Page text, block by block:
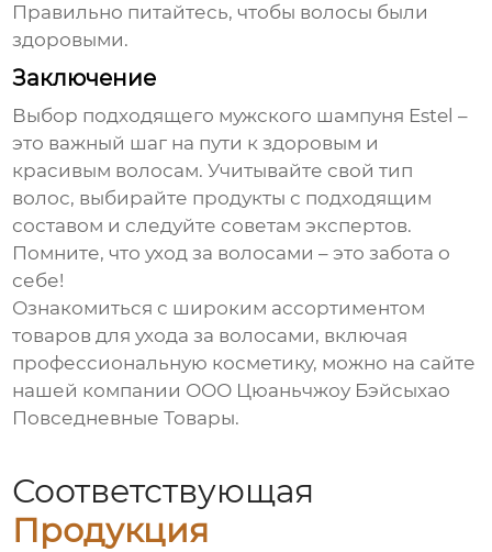
Правильно питайтесь, чтобы волосы были
здоровыми.
Заключение
Выбор подходящего мужского шампуня Estel –
это важный шаг на пути к здоровым и
красивым волосам. Учитывайте свой тип
волос, выбирайте продукты с подходящим
составом и следуйте советам экспертов.
Помните, что уход за волосами – это забота о
себе!
Ознакомиться с широким ассортиментом
товаров для ухода за волосами, включая
профессиональную косметику, можно на сайте
нашей компании ООО Цюаньчжоу Бэйсыхао
Повседневные Товары.
Соответствующая
Продукция